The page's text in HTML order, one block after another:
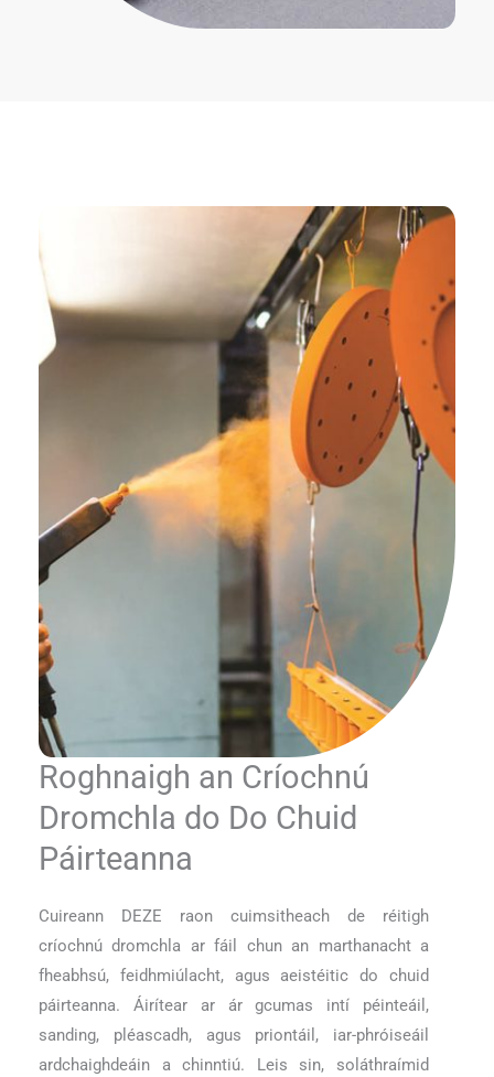
Roghnaigh an Críochnú
Dromchla do Do Chuid
Páirteanna
Cuireann DEZE raon cuimsitheach de réitigh
críochnú dromchla ar fáil chun an marthanacht a
fheabhsú, feidhmiúlacht, agus aeistéitic do chuid
páirteanna. Áirítear ar ár gcumas intí péinteáil,
sanding, pléascadh, agus priontáil, iar-phróiseáil
ardchaighdeáin a chinntiú. Leis sin, soláthraímid